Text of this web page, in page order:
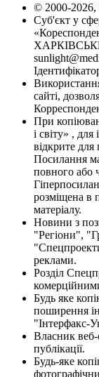
© 2000-2026,
Суб'єкт у
сайті,
При
і світу» ,
відкрите
Посилання
повного або
розміщена в
матеріалу.
Новини з
"Регіони",
реклами.
Розділ
Будь яке
поширення
"Інтерфакс-
Власник веб-
публікації.
Будь-яке